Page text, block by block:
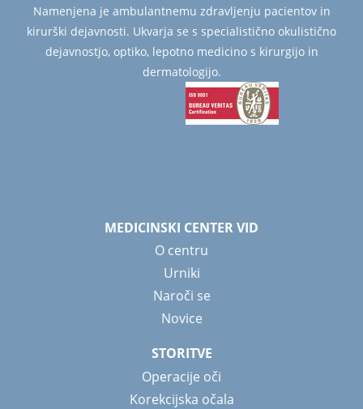
Namenjena je ambulantnemu zdravljenju pacientov in
kirurški dejavnosti. Ukvarja se s specialistično okulistično
dejavnostjo, optiko, lepotno medicino s kirurgijo in
dermatologijo.
MEDICINSKI CENTER VID
O centru
Urniki
Naroči se
Novice
STORITVE
Operacije oči
Korekcijska očala